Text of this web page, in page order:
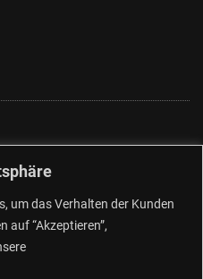
um das Verhalten der Kunden
auf “Akzeptieren”,